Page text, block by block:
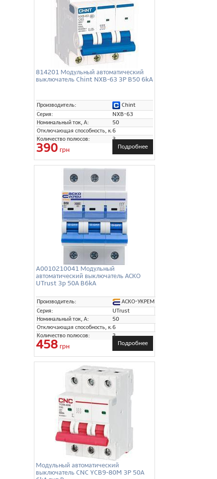
814201 Модульный автоматический
выключатель Chint NXB-63 3P B50 6kA
Производитель:
Chint
Серия:
NXB-63
Номинальный ток, А:
50
Отключающая способность, кА:
6
Количество полюсов:
3
390 грн Подробнее
A0010210041 Модульный
автоматический выключатель АСКО
UTrust 3p 50А B6kA
Производитель:
АСКО-УКРЕМ
Серия:
UTrust
Номинальный ток, А:
50
Отключающая способность, кА:
6
Количество полюсов:
3
458 грн Подробнее
Модульный автоматический
выключатель CNC YCB9-80M 3P 50А